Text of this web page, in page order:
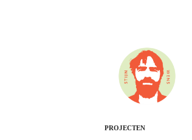
PROJECTEN